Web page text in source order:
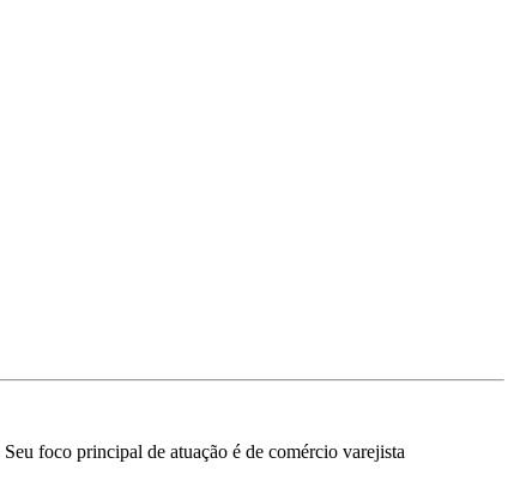
Seu foco principal de atuação é de comércio varejista